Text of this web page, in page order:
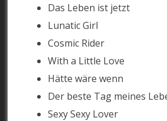
Das Leben ist jetzt
Lunatic Girl
Cosmic Rider
With a Little Love
Hätte wäre wenn
Der beste Tag meines
Sexy Sexy Lover